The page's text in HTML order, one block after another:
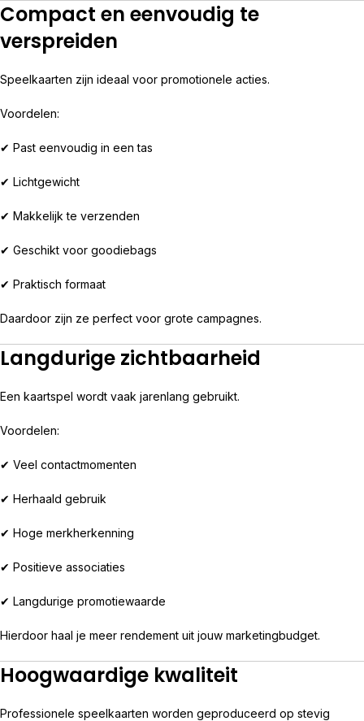
Compact en eenvoudig te
verspreiden
Speelkaarten zijn ideaal voor promotionele acties.
Voordelen:
✔ Past eenvoudig in een tas
✔ Lichtgewicht
✔ Makkelijk te verzenden
✔ Geschikt voor goodiebags
✔ Praktisch formaat
Daardoor zijn ze perfect voor grote campagnes.
Langdurige zichtbaarheid
Een kaartspel wordt vaak jarenlang gebruikt.
Voordelen:
✔ Veel contactmomenten
✔ Herhaald gebruik
✔ Hoge merkherkenning
✔ Positieve associaties
✔ Langdurige promotiewaarde
Hierdoor haal je meer rendement uit jouw marketingbudget.
Hoogwaardige kwaliteit
Professionele speelkaarten worden geproduceerd op stevig